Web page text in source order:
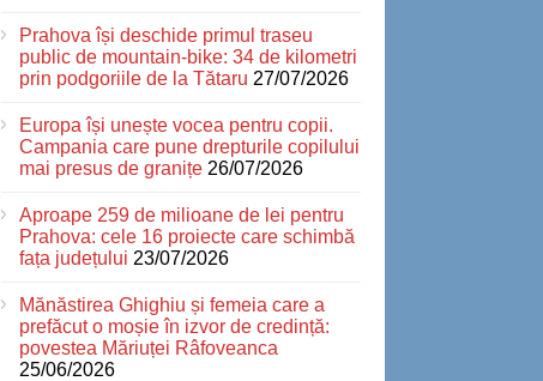
Prahova își deschide primul traseu
public de mountain-bike: 34 de kilometri
prin podgoriile de la Tătaru 27/07/2026
Europa își unește vocea pentru copii.
Campania care pune drepturile copilului
mai presus de granițe 26/07/2026
Aproape 259 de milioane de lei pentru
Prahova: cele 16 proiecte care schimbă
fața județului 23/07/2026
Mănăstirea Ghighiu și femeia care a
prefăcut o moșie în izvor de credință:
povestea Măriuței Râfoveanca
25/06/2026